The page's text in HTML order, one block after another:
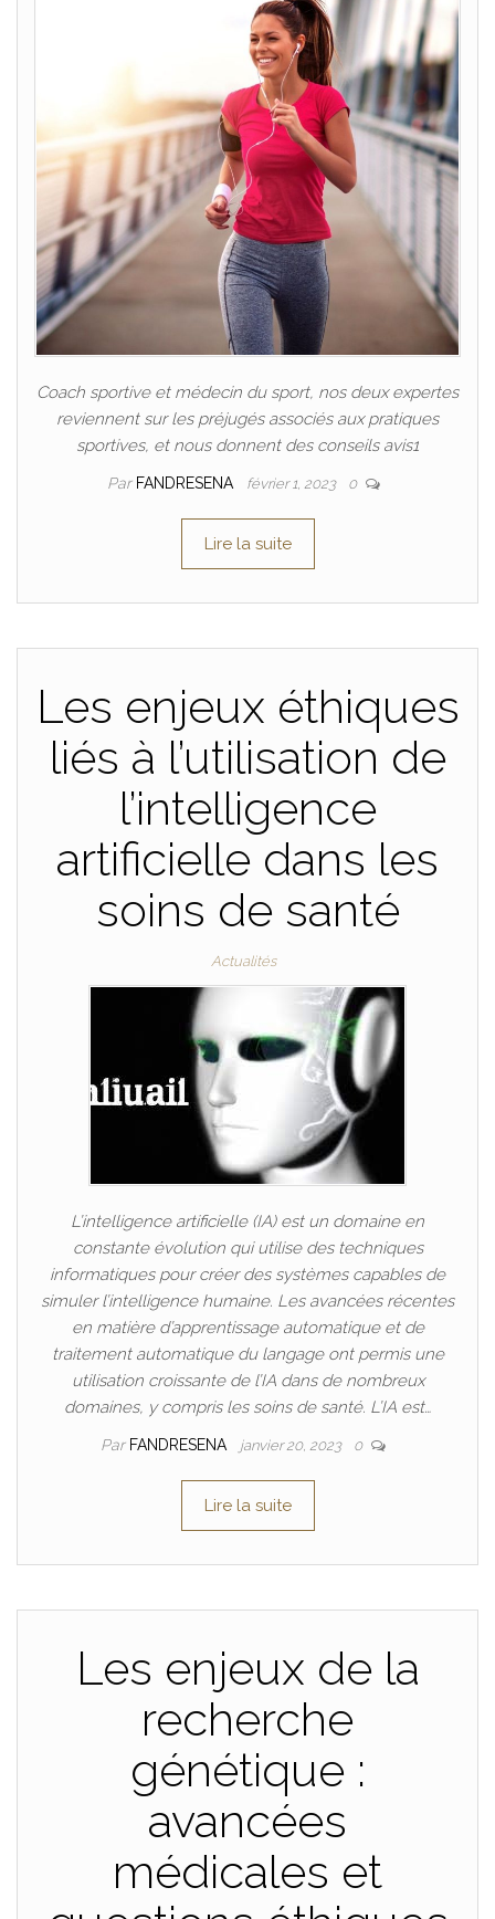
Coach sportive et médecin du sport, nos deux expertes
reviennent sur les préjugés associés aux pratiques
sportives, et nous donnent des conseils avis1
Par FANDRESENA février 1, 2023 0
Lire la suite
Les enjeux éthiques
liés à l’utilisation de
l’intelligence
artificielle dans les
soins de santé
Actualités
L’intelligence artificielle (IA) est un domaine en
constante évolution qui utilise des techniques
informatiques pour créer des systèmes capables de
simuler l’intelligence humaine. Les avancées récentes
en matière d’apprentissage automatique et de
traitement automatique du langage ont permis une
utilisation croissante de l’IA dans de nombreux
domaines, y compris les soins de santé. L’IA est…
Par FANDRESENA janvier 20, 2023 0
Lire la suite
Les enjeux de la
recherche
génétique :
avancées
médicales et